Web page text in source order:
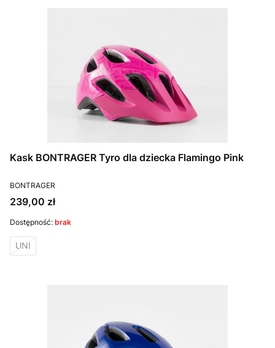
Kask BONTRAGER Tyro dla dziecka Flamingo Pink
PRODUCENT
BONTRAGER
Cena
239,00 zł
Dostępność: brak
UNI